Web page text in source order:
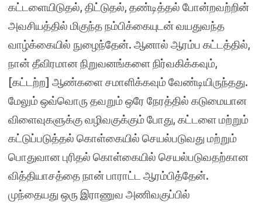
கட்டளையிடுதல், திட்டுதல், தண்டித்தல் போன்றவற்றின்
அவசியத்தில் மிகுந்த நம்பிக்கையுடன் வயதுவந்த
வாழ்க்கையில் நுழைந்தேன். ஆனால் ஆரம்ப கட்டத்தில்,
நான் தீவிரமான நிறுவனங்களை நிர்வகிக்கவும்,
[கட்டற்ற] ஆண்களை சமாளிக்கவும் வேண்டியிருந்தது.
மேலும் ஒவ்வொரு தவறும் ஒரே நேரத்தில் கடுமையான
விளைவுகளுக்கு வழிவகுக்கும் போது, ​​கட்டளை மற்றும்
கட்டுப்படுத்தல் கொள்கையில் செயல்படுவது மற்றும்
பொதுவான புரிதல் கொள்கையில் செயல்படுவதற்கான
வித்தியாசத்தை நான் பாராட்ட ஆரம்பித்தேன்.
முந்தையது ஒரு இராணுவ அணிவகுப்பில்